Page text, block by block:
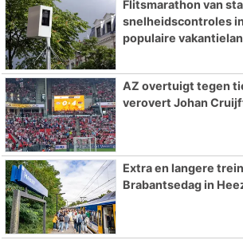
Flitsmarathon van
snelheidscontroles
populaire
AZ overtuigt tegen
verovert Johan
Extra en langere
Brabantsedag in